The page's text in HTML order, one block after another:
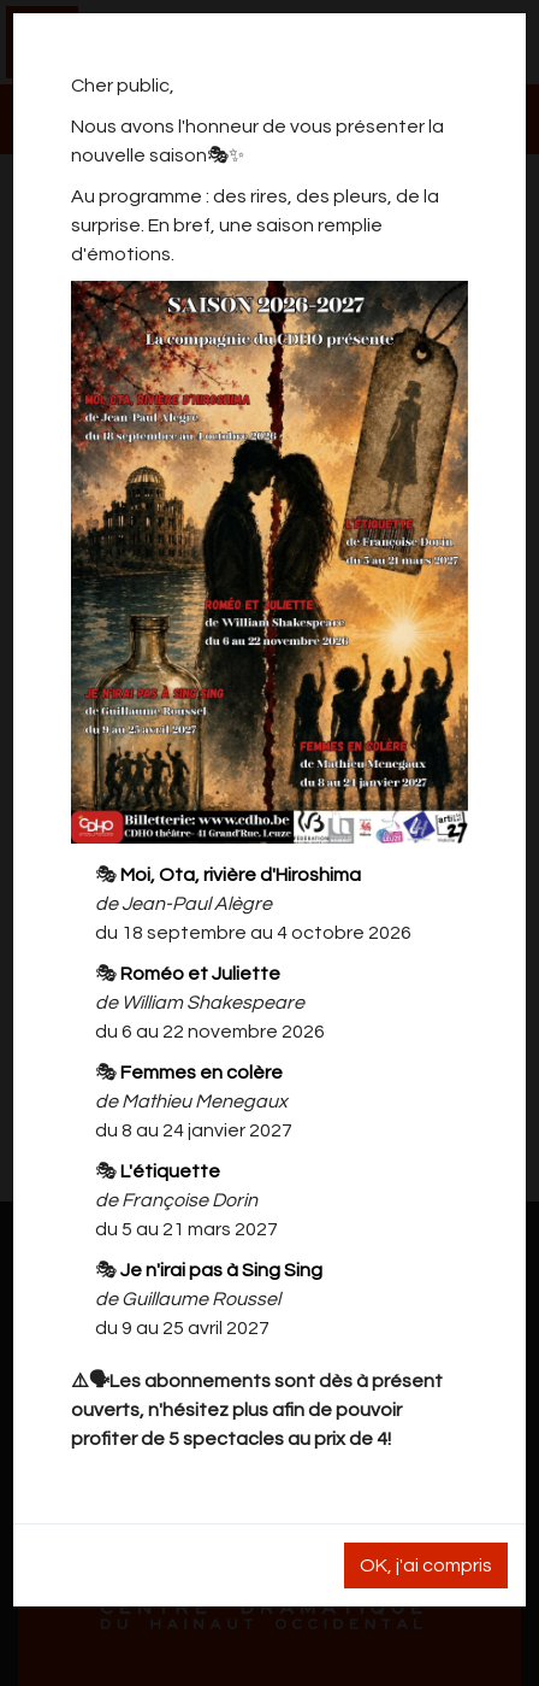
Cher public,
Nous avons l'honneur de vous présenter la
nouvelle saison🎭✨
Au programme : des rires, des pleurs, de la
surprise. En bref, une saison remplie
d'émotions.
🎭 Moi, Ota, rivière d'Hiroshima
de Jean-Paul Alègre
du 18 septembre au 4 octobre 2026
🎭 Roméo et Juliette
de William Shakespeare
du 6 au 22 novembre 2026
🎭 Femmes en colère
de Mathieu Menegaux
du 8 au 24 janvier 2027
🎭 L'étiquette
de Françoise Dorin
du 5 au 21 mars 2027
🎭Je n'irai pas à Sing Sing
de Guillaume Roussel
du 9 au 25 avril 2027
⚠️🗣️Les abonnements sont dès à présent
ouverts, n'hésitez plus afin de pouvoir
profiter de 5 spectacles au prix de 4!
OK, j'ai compris
PROMENADE DE SANTÉ
Théâtre.
Une pièce de Nicolas Bedos.
Par Audrey Vannerom et Florimont
Deux jeunes gens sur un banc. Ils s’amusent, se
plaisent, se désirent. Elle va lui dire : Je t’aime. Il
voudrait dire : Pareil. Sauf que leur banc se
trouve dans le jardin d’une clinique
psychiatrique. Où finit la névrose, pour que
l’amour commence ?
A voir donc par pur plaisir et celui aussi de
auquel tous les bénéfices seront reversés.
Il n'y a rien à vous proposer pour l'instant.
Veuillez revenir plus tard.